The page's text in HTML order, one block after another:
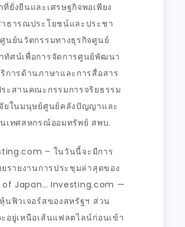
ยั่งยืนและเศรษฐกิจพอเพียง
ธารณประโยชน์และประชา
นย์นวัตกรรมทางธุรกิจศูนย์
ศน์เพื่อการจัดการศูนย์พัฒนา
การด้านภาษาและการสื่อสาร
ะสานคณะกรรมการจริยธรรม
ยในมนุษย์ศูนย์คลังปัญญาและ
เทศสหกรณ์ออมทรัพย์ สพบ.
– ในวันนี้จะมีการ
ยรายงานการประชุมล่าสุดของ
of Japan… Investing.com —
นฟิวเจอร์สของสหรัฐฯ ส่วน
อยู่เหนือเส้นแฟลตไลน์ก่อนเข้า